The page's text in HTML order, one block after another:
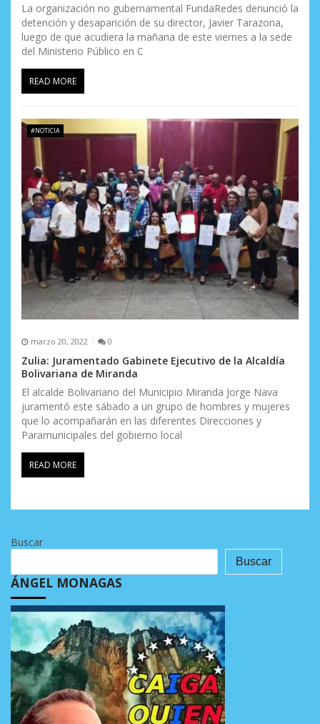
La organización no gubernamental FundaRedes denunció la
detención y desaparición de su director, Javier Tarazona,
luego de que acudiera la mañana de este viernes a la sede
del Ministerio Público en C
READ MORE
#NOTICIA
marzo 20, 2022 0
Zulia: Juramentado Gabinete Ejecutivo de la Alcaldía
Bolivariana de Miranda
El alcalde Bolivariano del Municipio Miranda Jorge Nava
juramentó este sábado a un grupo de hombres y mujeres
que lo acompañarán en las diferentes Direcciones y
Paramunicipales del gobierno local
READ MORE
Buscar
Buscar
ÁNGEL MONAGAS